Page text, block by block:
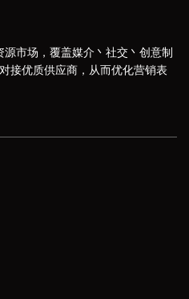
市场，覆盖媒介丶社交丶创意制
接优质供应商，从而优化营销表